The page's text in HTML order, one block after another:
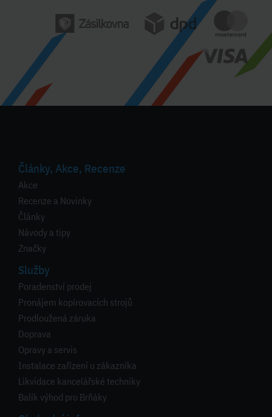
Články, Akce, Recenze
Akce
Recenze a Novinky
Články
Návody a tipy
Značky
Služby
Poradenství prodej
Pronájem kopírovacích strojů
Prodloužená záruka
Doprava
Opravy a servis
Instalace zařízení u zákazníka
Likvidace kancelářské techniky
Balík výhod pro Brňáky